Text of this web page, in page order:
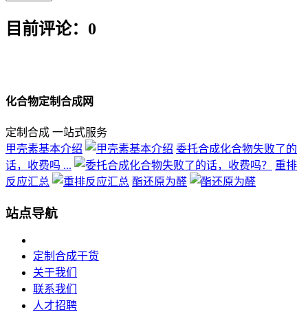
目前评论：0
化合物定制合成网
定制合成 一站式服务
甲壳素基本介绍
委托合成化合物失败了的
话，收费吗 ...
重排
反应汇总
酯还原为醛
站点导航
定制合成干货
关于我们
联系我们
人才招聘